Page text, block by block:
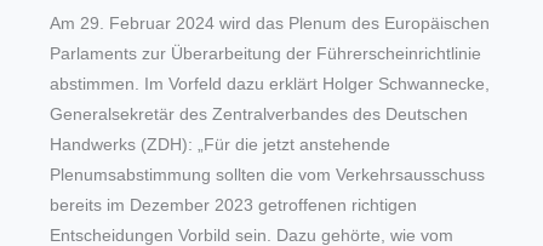
Am 29. Februar 2024 wird das Plenum des Europäischen
Parlaments zur Überarbeitung der Führerscheinrichtlinie
abstimmen. Im Vorfeld dazu erklärt Holger Schwannecke,
Generalsekretär des Zentralverbandes des Deutschen
Handwerks (ZDH): „Für die jetzt anstehende
Plenumsabstimmung sollten die vom Verkehrsausschuss
bereits im Dezember 2023 getroffenen richtigen
Entscheidungen Vorbild sein. Dazu gehörte, wie vom